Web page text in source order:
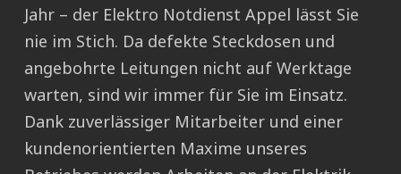
Jahr – der Elektro Notdienst Appel lässt Sie
nie im Stich. Da defekte Steckdosen und
angebohrte Leitungen nicht auf Werktage
warten, sind wir immer für Sie im Einsatz.
Dank zuverlässiger Mitarbeiter und einer
kundenorientierten Maxime unseres